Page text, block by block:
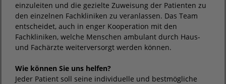
einzuleiten und die gezielte Zuweisung der Patienten zu
den einzelnen Fachkliniken zu veranlassen. Das Team
entscheidet, auch in enger Kooperation mit den
Fachkliniken, welche Menschen ambulant durch Haus-
und Fachärzte weiterversorgt werden können.
Wie können Sie uns helfen?
Jeder Patient soll seine individuelle und bestmögliche